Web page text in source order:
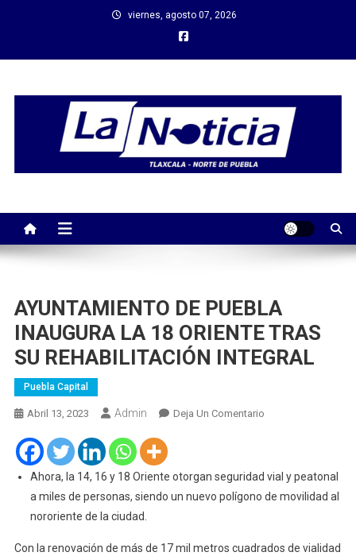
viernes, agosto 07, 2026
AYUNTAMIENTO DE PUEBLA
INAUGURA LA 18 ORIENTE TRAS
SU REHABILITACIÓN INTEGRAL
Puebla Capital
Abril 13, 2023 Admin Deja Un ComentarioEn
INAUGURA
LA
ORIENTE
Ahora, la 14, 16 y 18 Oriente otorgan seguridad vial y peatonal
a miles de personas, siendo un nuevo polígono de movilidad al
nororiente de la ciudad.
Con la renovación de más de 17 mil metros cuadrados de vialidad